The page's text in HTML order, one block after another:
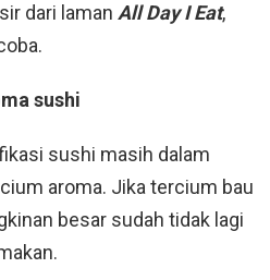
dari laman All Day I Eat,
sushi
sushi masih dalam
aroma. Jika tercium bau
besar sudah tidak lagi